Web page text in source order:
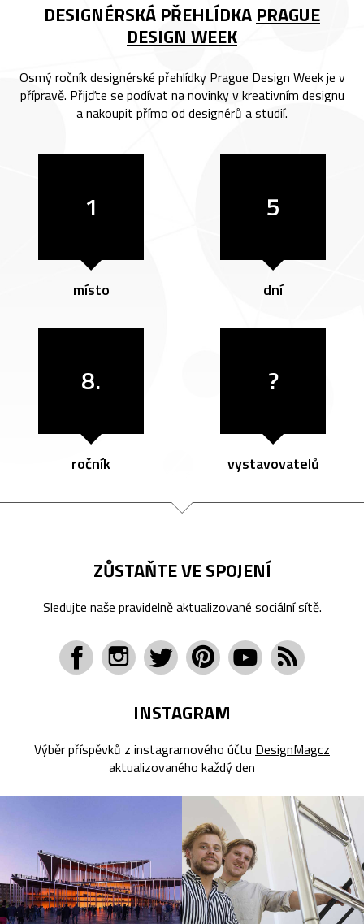
DESIGNÉRSKÁ PŘEHLÍDKA PRAGUE
DESIGN WEEK
Osmý ročník designérské přehlídky Prague Design Week je v
přípravě. Přijďte se podívat na novinky v kreativním designu
a nakoupit přímo od designérů a studií.
1
místo
5
dní
8.
ročník
?
vystavovatelů
ZŮSTAŇTE VE SPOJENÍ
Sledujte naše pravidelně aktualizované sociální sítě.
INSTAGRAM
Výběr příspěvků z instagramového účtu DesignMagcz
aktualizovaného každý den